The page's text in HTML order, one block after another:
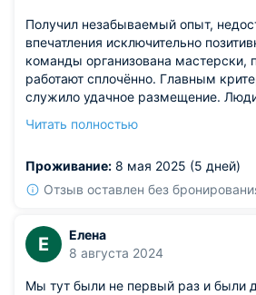
Получил незабываемый опыт,
впечатления исключительно
команды организована мастерски,
работают сплочённо. Главным
служило удачное размещение.
постояльцев. Так держать, ребята,
Читать полностью
Проживание: 8 мая 2025 (5 дней)
Отзыв оставлен без
Е
Елена
8 августа 2024
Мы тут были не первый раз и были